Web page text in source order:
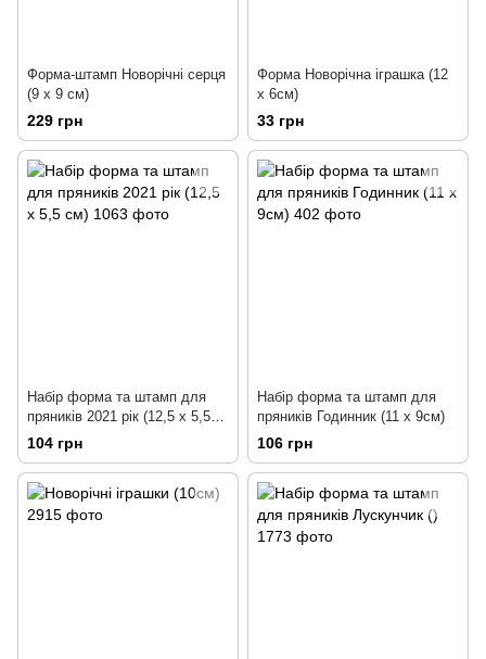
Форма-штамп Новорічні серця
(9 х 9 см)
229 грн
Форма Новорічна іграшка (12
х 6см)
33 грн
Набір форма та штамп для
пряників 2021 рік (12,5 х 5,5
см)
104 грн
Набір форма та штамп для
пряників Годинник (11 х 9см)
106 грн